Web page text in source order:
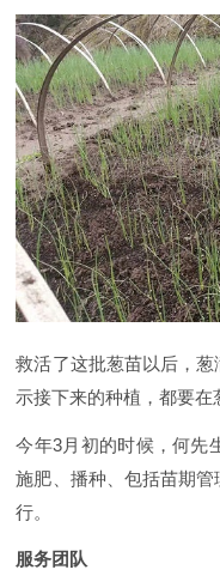
救活了这批葱苗以后，
示接下来的种植，都要在
今年3月初的时候，何先
施肥、播种、包括苗期
行。
服务团队